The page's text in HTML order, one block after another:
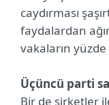
caydırması
faydalardan
vakaların
Üçüncü parti
Bir de şirketler